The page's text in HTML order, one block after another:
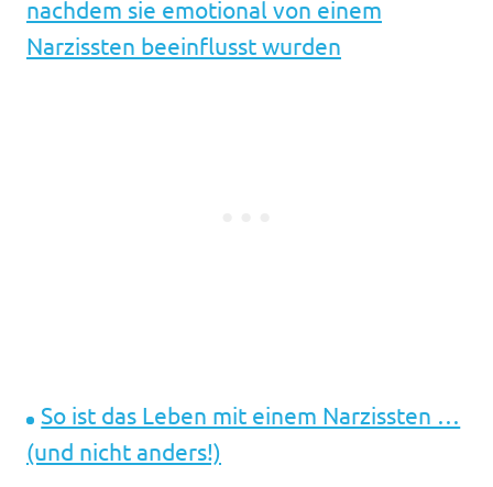
nachdem sie emotional von einem
Narzissten beeinflusst wurden
So ist das Leben mit einem Narzissten …
(und nicht anders!)